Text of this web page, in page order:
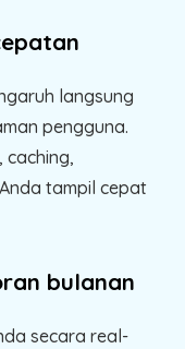
langsung
pengguna.
caching,
tampil cepat
bulanan
secara real-